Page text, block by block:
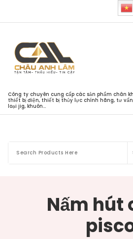
Công ty chuyên cung cấp các sản phẩm chân
thiết bị điện, thiết bị thủy lực chính hãng, tư
loại jig, khuôn...
Nấm hút